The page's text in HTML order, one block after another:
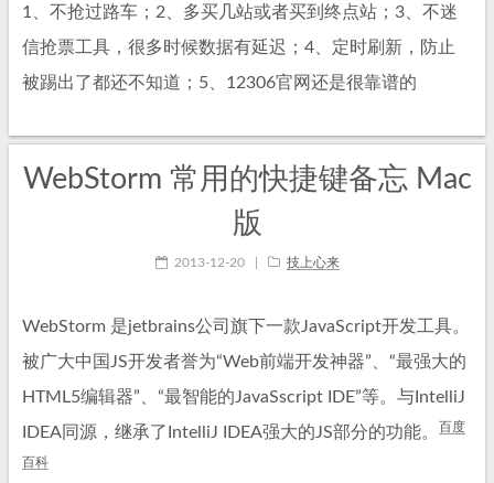
1、不抢过路车；2、多买几站或者买到终点站；3、不迷
信抢票工具，很多时候数据有延迟；4、定时刷新，防止
被踢出了都还不知道；5、12306官网还是很靠谱的
WebStorm 常用的快捷键备忘 Mac
版
2013-12-20 技上心来
WebStorm 是jetbrains公司旗下一款JavaScript开发工具。
被广大中国JS开发者誉为“Web前端开发神器”、“最强大的
HTML5编辑器”、“最智能的JavaSscript IDE”等。与IntelliJ
IDEA同源，继承了IntelliJ IDEA强大的JS部分的功能。
百度
百科